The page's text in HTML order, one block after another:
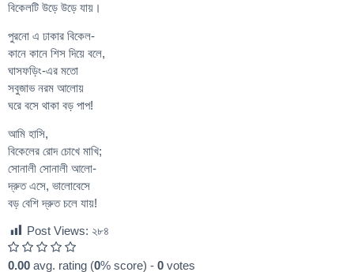
বিকেলটি উড়ে উড়ে যায়।
পুরনো এ ঢাকার বিকেল-
কানে কানে শিস দিয়ে বলে,
ঘাসফড়িং-এর মতো
সবুজাভ নরম আলোয়
ঘরে বসে থাকা বড় পাপ!
আমি হাসি,
বিকেলের রোদ চোখে মাখি;
সোনালী সোনালী আলো-
দ্রুত এসে, ভালোবেসে
বড় বেশি দ্রুত চলে যায়!
Post Views: ২৮৪
0.00 avg. rating (0% score) - 0 votes